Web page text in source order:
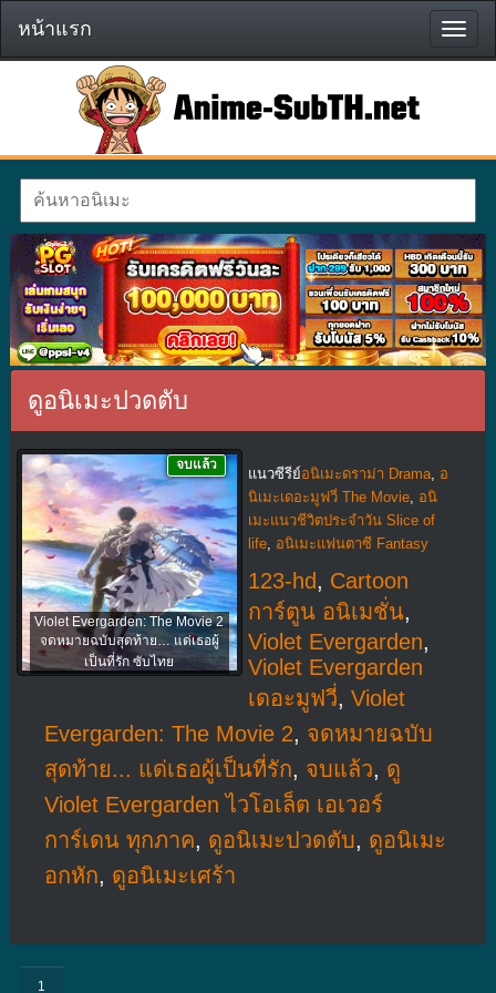
หน้า
แรก
หน้าแรก
ดูอนิเมะปวดตับ
Violet Evergarden: The Movie 2
จดหมายฉบับสุดท้าย… แด่เธอผู้
เป็นที่รัก ซับไทย
จบแล้ว
แนวซีรีย์อนิเมะดราม่า Drama, อ
นิเมะเดอะมูฟวี่ The Movie, อนิ
เมะแนวชีวิตประจําวัน Slice of
life, อนิเมะแฟนตาซี Fantasy
123-hd, Cartoon
การ์ตูน อนิเมชั่น,
Violet Evergarden,
Violet Evergarden
เดอะมูฟวี่, Violet
Evergarden: The Movie 2, จดหมายฉบับ
สุดท้าย... แด่เธอผู้เป็นที่รัก, จบแล้ว, ดู
Violet Evergarden ไวโอเล็ต เอเวอร์
การ์เดน ทุกภาค, ดูอนิเมะปวดตับ, ดูอนิเมะ
อกหัก, ดูอนิเมะเศร้า
1